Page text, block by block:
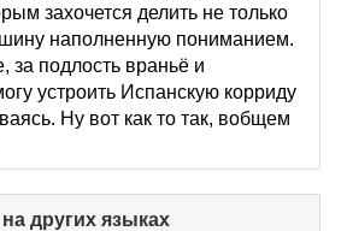
захочется делить не только
наполненную пониманием.
за подлость враньё и
устроить Испанскую корриду
Ну вот как то так, вобщем
других языках